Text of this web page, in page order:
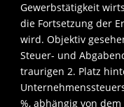
Gewerbstätigkeit
die Fortsetzung der
wird. Objektiv
Steuer- und
traurigen 2. Platz
%, abhängig von